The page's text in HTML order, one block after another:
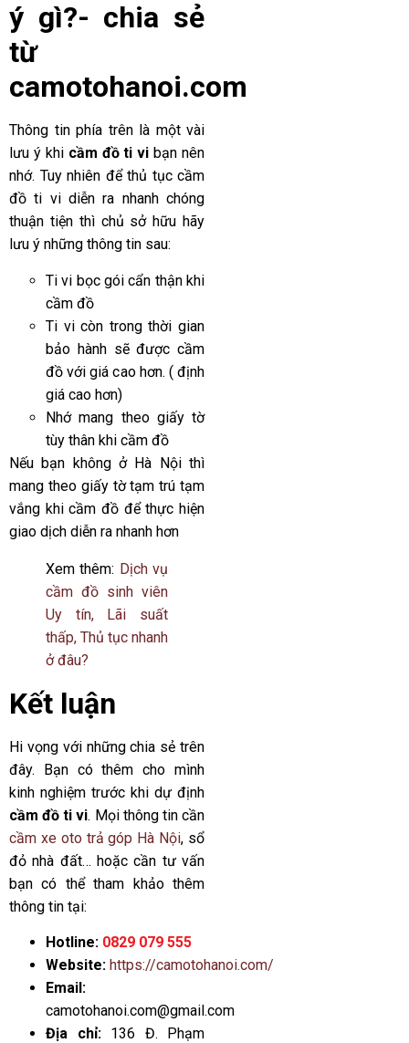
ý gì?- chia sẻ
từ
camotohanoi.com
Thông tin phía trên là một vài
lưu ý khi cầm đồ ti vi bạn nên
nhớ. Tuy nhiên để thủ tục cầm
đồ ti vi diễn ra nhanh chóng
thuận tiện thì chủ sở hữu hãy
lưu ý những thông tin sau:
Ti vi bọc gói cẩn thận khi
cầm đồ
Ti vi còn trong thời gian
bảo hành sẽ được cầm
đồ với giá cao hơn. ( định
giá cao hơn)
Nhớ mang theo giấy tờ
tùy thân khi cầm đồ
Nếu bạn không ở Hà Nội thì
mang theo giấy tờ tạm trú tạm
vắng khi cầm đồ để thực hiện
giao dịch diễn ra nhanh hơn
Xem thêm: Dịch vụ
cầm đồ sinh viên
Uy tín, Lãi suất
thấp, Thủ tục nhanh
ở đâu?
Kết luận
Hi vọng với những chia sẻ trên
đây. Bạn có thêm cho mình
kinh nghiệm trước khi dự định
cầm đồ ti vi. Mọi thông tin cần
cầm xe oto trả góp Hà Nội, sổ
đỏ nhà đất… hoặc cần tư vấn
bạn có thể tham khảo thêm
thông tin tại:
Hotline: 0829 079 555
Website: https://camotohanoi.com/
Email:
camotohanoi.com@gmail.com
Địa chỉ:
136 Đ. Phạm